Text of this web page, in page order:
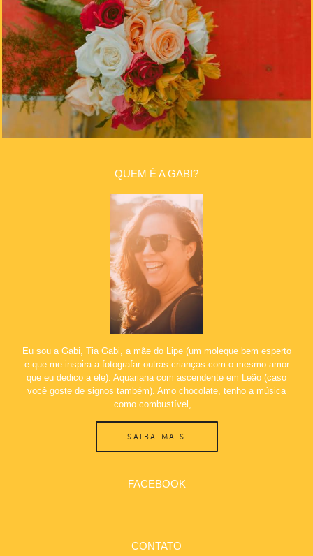
QUEM É A GABI?
Eu sou a Gabi, Tia Gabi, a mãe do Lipe (um moleque bem esperto
e que me inspira a fotografar outras crianças com o mesmo amor
que eu dedico a ele). Aquariana com ascendente em Leão (caso
você goste de signos também). Amo chocolate, tenho a música
como combustível,...
SAIBA MAIS
FACEBOOK
CONTATO